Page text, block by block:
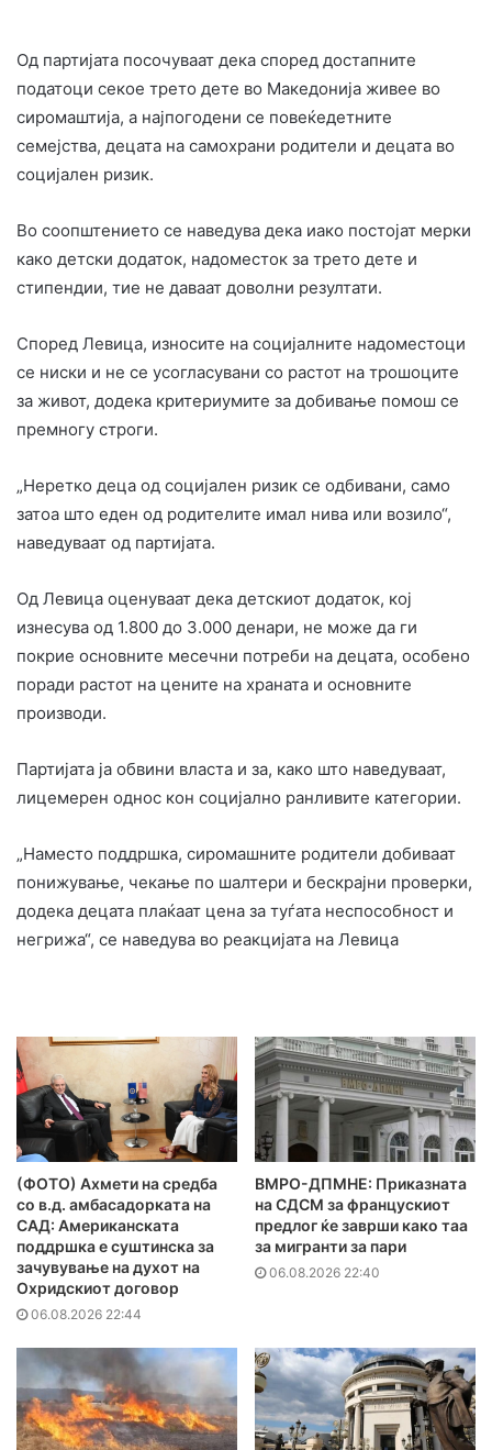
Од партијата посочуваат дека според достапните
податоци секое трето дете во Македонија живее во
сиромаштија, а најпогодени се повеќедетните
семејства, децата на самохрани родители и децата во
социјален ризик.
Во соопштението се наведува дека иако постојат мерки
како детски додаток, надоместок за трето дете и
стипендии, тие не даваат доволни резултати.
Според Левица, износите на социјалните надоместоци
се ниски и не се усогласувани со растот на трошоците
за живот, додека критериумите за добивање помош се
премногу строги.
„Неретко деца од социјален ризик се одбивани, само
затоа што еден од родителите имал нива или возило“,
наведуваат од партијата.
Од Левица оценуваат дека детскиот додаток, кој
изнесува од 1.800 до 3.000 денари, не може да ги
покрие основните месечни потреби на децата, особено
поради растот на цените на храната и основните
производи.
Партијата ја обвини власта и за, како што наведуваат,
лицемерен однос кон социјално ранливите категории.
„Наместо поддршка, сиромашните родители добиваат
понижување, чекање по шалтери и бескрајни проверки,
додека децата плаќаат цена за туѓата неспособност и
негрижа“, се наведува во реакцијата на Левица
(ФОТО) Ахмети на средба
со в.д. амбасадорката на
САД: Американската
поддршка е суштинска за
зачувување на духот на
Охридскиот договор
06.08.2026 22:44
ВМРО-ДПМНЕ: Приказната
на СДСМ за францускиот
предлог ќе заврши како таа
за мигранти за пари
06.08.2026 22:40